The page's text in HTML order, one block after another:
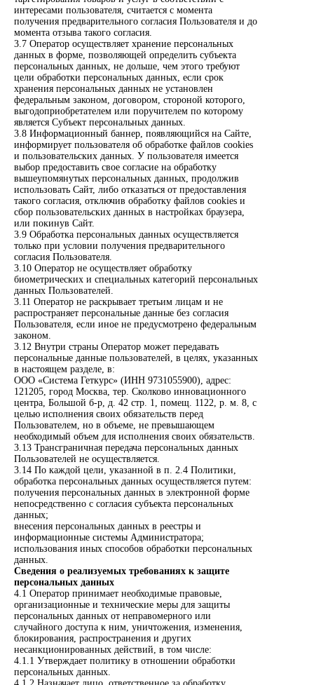
интересами пользователя, считается с момента
получения предварительного согласия Пользователя и до
момента отзыва такого согласия.
3.7 Оператор осуществляет хранение персональных
данных в форме, позволяющей определить субъекта
персональных данных, не дольше, чем этого требуют
цели обработки персональных данных, если срок
хранения персональных данных не установлен
федеральным законом, договором, стороной которого,
выгодоприобретателем или поручителем по которому
является Субъект персональных данных.
3.8 Информационный баннер, появляющийся на Сайте,
информирует пользователя об обработке файлов cookies
и пользовательских данных. У пользователя имеется
выбор предоставить свое согласие на обработку
вышеупомянутых персональных данных, продолжив
использовать Сайт, либо отказаться от предоставления
такого согласия, отключив обработку файлов cookies и
сбор пользовательских данных в настройках браузера,
или покинув Сайт.
3.9 Обработка персональных данных осуществляется
только при условии получения предварительного
согласия Пользователя.
3.10 Оператор не осуществляет обработку
биометрических и специальных категорий персональных
данных Пользователей.
3.11 Оператор не раскрывает третьим лицам и не
распространяет персональные данные без согласия
Пользователя, если иное не предусмотрено федеральным
законом.
3.12 Внутри страны Оператор может передавать
персональные данные пользователей, в целях, указанных
в настоящем разделе, в:
ООО «Система Геткурс» (ИНН 9731055900), адрес:
121205, город Москва, тер. Сколково инновационного
центра, Большой б-р, д. 42 стр. 1, помещ. 1122, р. м. 8, с
целью исполнения своих обязательств перед
Пользователем, но в объеме, не превышающем
необходимый объем для исполнения своих обязательств.
3.13 Трансграничная передача персональных данных
Пользователей не осуществляется.
3.14 По каждой цели, указанной в п. 2.4 Политики,
обработка персональных данных осуществляется путем:
получения персональных данных в электронной форме
непосредственно с согласия субъекта персональных
данных;
внесения персональных данных в реестры и
информационные системы Администратора;
использования иных способов обработки персональных
данных.
Сведения о реализуемых требованиях к защите
персональных данных
4.1 Оператор принимает необходимые правовые,
организационные и технические меры для защиты
персональных данных от неправомерного или
случайного доступа к ним, уничтожения, изменения,
блокирования, распространения и других
несанкционированных действий, в том числе:
4.1.1 Утверждает политику в отношении обработки
персональных данных.